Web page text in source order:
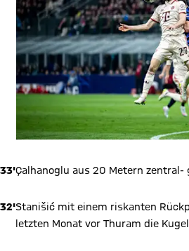
33'Çalhanoglu aus 20 Metern zentral-
32'Stanišić mit einem riskanten
letzten Monat vor Thuram die